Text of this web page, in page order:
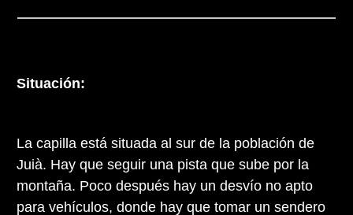
Situación:
La capilla está situada al sur de la población de
Juià. Hay que seguir una pista que sube por la
montaña. Poco después hay un desvío no apto
para vehículos, donde hay que tomar un sendero